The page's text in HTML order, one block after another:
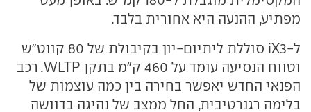
מפתיע, ההנעה היא אחורית בלבד.
ל-iX3 סוללת ליתיום-יון בקיבולת של 80 קווט"ש
וטווח הנסיעה עומד על 460 ק"מ בתקן WLTP. רכב
הפנאי החדש יאפשר בחירה בין כמה עוצמות של
בלימה רגנרטיבית, החל ממצב של נהיגה בדוושה